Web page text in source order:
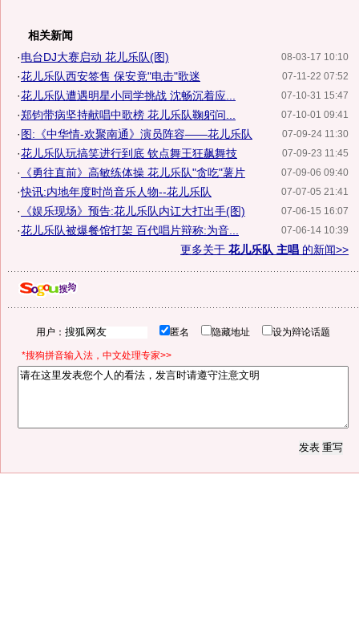
相关新闻
08-03-17 10:10
·电台DJ大赛启动 花儿乐队(图)
07-11-22 07:52
·花儿乐队西安签售 保安竟"电击"歌迷
07-10-31 15:47
·花儿乐队遭遇明星小同学挑战 沈畅沉着应...
07-10-01 09:41
·郑钧带病坚持献唱中歌榜 花儿乐队鞠躬问...
07-09-24 11:30
·图:《中华情-欢聚南通》演员阵容——花儿乐队
07-09-23 11:45
·花儿乐队玩搞笑进行到底 钦点舞王狂飙舞技
07-09-06 09:40
· 《勇往直前》高敏练体操 花儿乐队"贪吃"薯片
07-07-05 21:41
·快讯:内地年度时尚音乐人物--花儿乐队
07-06-15 16:07
· 《娱乐现场》预告:花儿乐队内讧大打出手(图)
07-06-14 10:39
·花儿乐队被爆餐馆打架 百代唱片辩称:为音...
更多关于 花儿乐队 主唱 的新闻>>
用户： 匿名 隐藏地址 设为辩论话题
*搜狗拼音输入法，中文处理专家>>